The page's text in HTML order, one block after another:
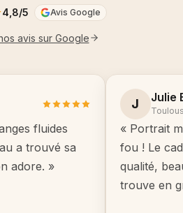
4,8/5 Avis Google
avis sur Google
fluides
a trouvé sa
adore. »
J Julie
« Portrait
fou ! Le
qualité,
trouve en